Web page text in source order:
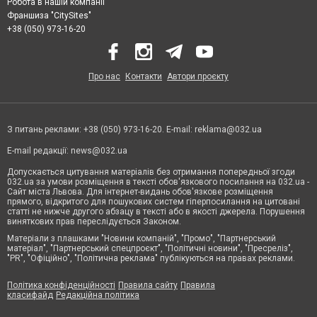
Франшиза "CitySites"
+38 (050) 973-16-20
Про нас Контакти Автори проєкту
З питань реклами: +38 (050) 973-16-20. E-mail: reklama@032.ua
E-mail редакції: news@032.ua
Допускається цитування матеріалів без отримання попередньої згоди
032.ua за умови розміщення в тексті обов'язкового посилання на 032.ua -
Сайт міста Львова. Для інтернет-видань обов'язкове розміщення
прямого, відкритого для пошукових систем гіперпосилання на цитовані
статті не нижче другого абзацу в тексті або в якості джерела. Порушення
виняткових прав переслідується Законом.
Матеріали з плашками "Новини компаній", "Промо", "Партнерський
матеріал", "Партнерський спецпроєкт", "Політичні новини", "Пресреліз",
"PR", "Офіційно", "Політична реклама" публікуються на правах реклами.
Політика конфіденційності Правила сайту Правила
класифайд Редакційна політика